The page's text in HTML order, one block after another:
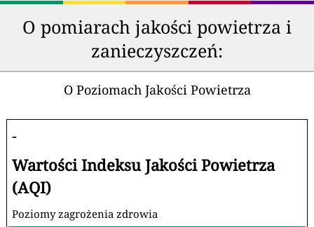
O pomiarach jakości powietrza i
zanieczyszczeń:
O Poziomach Jakości Powietrza
-
Wartości Indeksu Jakości Powietrza
(AQI)
Poziomy zagrożenia zdrowia